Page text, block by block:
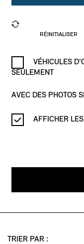
RÉINITIALISER
VÉHICULES
SEULEMENT
AVEC DES PHOTOS
AFFICHER
TRIER PAR :